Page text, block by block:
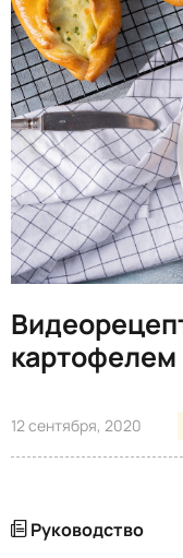
картофелем
12 сентября, 2020
Руководство